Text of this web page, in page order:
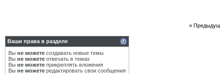
«
Ваши права в разделе
Вы не можете создавать новые темы
Вы не можете отвечать в темах
Вы не можете прикреплять вложения
Вы не можете редактировать свои сообщения